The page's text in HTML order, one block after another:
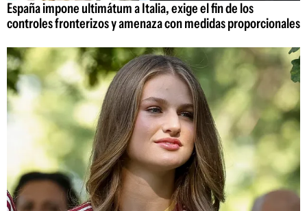
España impone ultimátum a Italia, exige el fin de los
controles fronterizos y amenaza con medidas proporcionales